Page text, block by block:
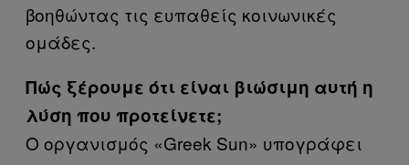
βοηθώντας τις ευπαθείς κοινωνικές
ομάδες.
Πώς ξέρουμε ότι είναι βιώσιμη αυτή η
λύση που προτείνετε;
Ο οργανισμός «Greek Sun» υπογράφει